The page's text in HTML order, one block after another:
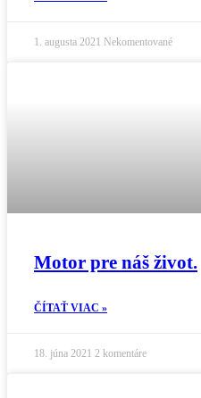
1. augusta 2021 Nekomentované
Motor pre náš život.
ČÍTAŤ VIAC »
18. júna 2021 2 komentáre